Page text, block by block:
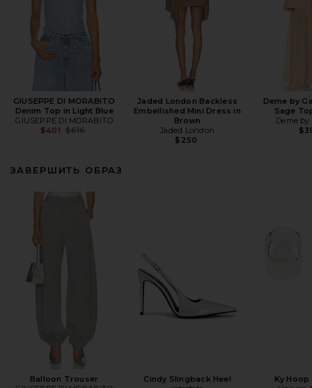
GIUSEPPE DI MORABITO
Denim Top in Light Blue
GIUSEPPE DI MORABITO
$401 Previous price:
$616
Jaded London Backless
Embellished Mini Dress in
Brown
Jaded London
$250
Deme by
Sage
Deme by
ЗАВЕРШИТЬ ОБРАЗ
Balloon Trouser
Cindy Slingback Heel
Ky